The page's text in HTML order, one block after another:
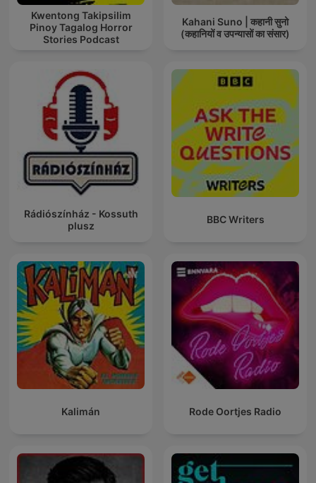
Kwentong Takipsilim
Pinoy Tagalog Horror
Stories Podcast
Kahani Suno | कहानी सुनो
(कहानियों व उपन्यासों का संसार)
Rádiószínház - Kossuth
plusz
BBC Writers
Kalimán Rode Oortjes Radio